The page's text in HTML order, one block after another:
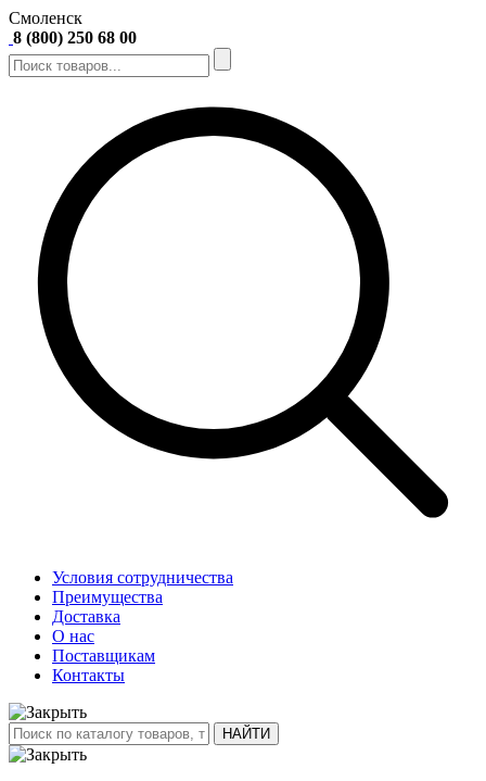
Смоленск
8 (800) 250 68 00
Условия сотрудничества
Преимущества
Доставка
О нас
Поставщикам
Контакты